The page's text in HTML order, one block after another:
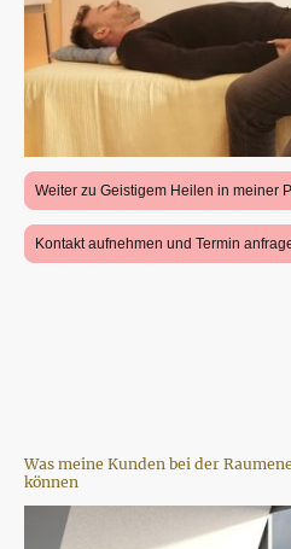
Weiter zu Geistigem Heilen in meiner
Kontakt aufnehmen und Termin
Was meine Kunden bei der
können